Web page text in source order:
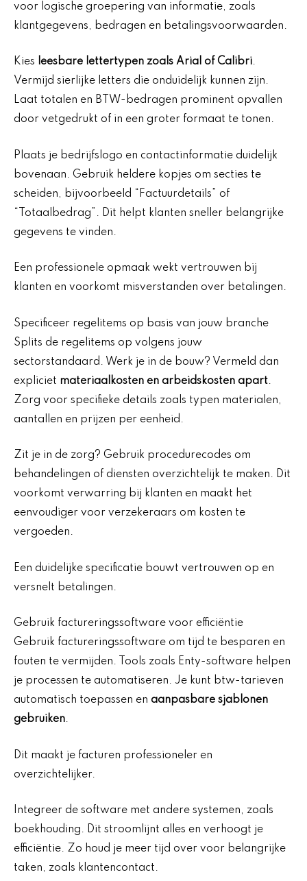
voor logische groepering van informatie, zoals
klantgegevens, bedragen en betalingsvoorwaarden.
Kies leesbare lettertypen zoals Arial of Calibri.
Vermijd sierlijke letters die onduidelijk kunnen zijn.
Laat totalen en BTW-bedragen prominent opvallen
door vetgedrukt of in een groter formaat te tonen.
Plaats je bedrijfslogo en contactinformatie duidelijk
bovenaan. Gebruik heldere kopjes om secties te
scheiden, bijvoorbeeld “Factuurdetails” of
“Totaalbedrag”. Dit helpt klanten sneller belangrijke
gegevens te vinden.
Een professionele opmaak wekt vertrouwen bij
klanten en voorkomt misverstanden over betalingen.
Specificeer regelitems op basis van jouw branche
Splits de regelitems op volgens jouw
sectorstandaard. Werk je in de bouw? Vermeld dan
expliciet materiaalkosten en arbeidskosten apart.
Zorg voor specifieke details zoals typen materialen,
aantallen en prijzen per eenheid.
Zit je in de zorg? Gebruik procedurecodes om
behandelingen of diensten overzichtelijk te maken. Dit
voorkomt verwarring bij klanten en maakt het
eenvoudiger voor verzekeraars om kosten te
vergoeden.
Een duidelijke specificatie bouwt vertrouwen op en
versnelt betalingen.
Gebruik factureringssoftware voor efficiëntie
Gebruik factureringssoftware om tijd te besparen en
fouten te vermijden. Tools zoals Enty-software helpen
je processen te automatiseren. Je kunt btw-tarieven
automatisch toepassen en aanpasbare sjablonen
gebruiken.
Dit maakt je facturen professioneler en
overzichtelijker.
Integreer de software met andere systemen, zoals
boekhouding. Dit stroomlijnt alles en verhoogt je
efficiëntie. Zo houd je meer tijd over voor belangrijke
taken, zoals klantencontact.